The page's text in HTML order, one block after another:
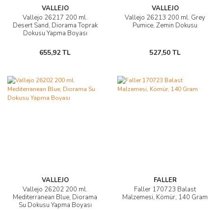
VALLEJO
Vallejo 26217 200 ml.
Desert Sand, Diorama Toprak
Dokusu Yapma Boyası
655,92 TL
VALLEJO
Vallejo 26213 200 ml. Grey
Pumice, Zemin Dokusu
527,50 TL
VALLEJO
Vallejo 26202 200 ml.
Mediterranean Blue, Diorama
Su Dokusu Yapma Boyası
FALLER
Faller 170723 Balast
Malzemesi, Kömür, 140 Gram